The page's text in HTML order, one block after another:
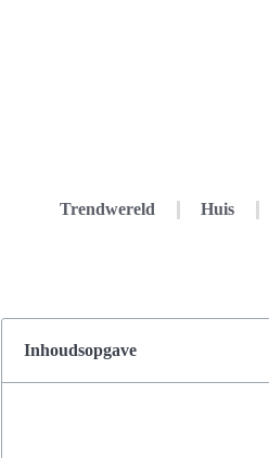
Trendwereld Huis
Inhoudsopgave